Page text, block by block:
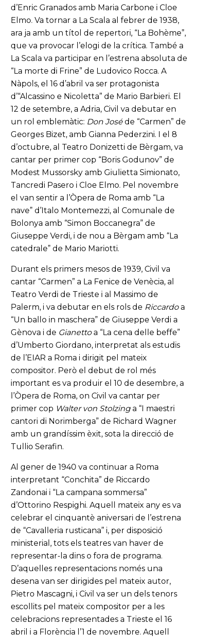
d’Enric Granados amb Maria Carbone i Cloe
Elmo. Va tornar a La Scala al febrer de 1938,
ara ja amb un títol de repertori, “La Bohème”,
que va provocar l’elogi de la crítica. També a
La Scala va participar en l’estrena absoluta de
“La morte di Frine” de Ludovico Rocca. A
Nàpols, el 16 d’abril va ser protagonista
d’“Alcassino e Nicoletta” de Mario Barbieri. El
12 de setembre, a Adria, Civil va debutar en
un rol emblemàtic: Don Joséde “Carmen” de
Georges Bizet, amb Gianna Pederzini. I el 8
d’octubre, al Teatro Donizetti de Bèrgam, va
cantar per primer cop “Boris Godunov” de
Modest Mussorsky amb Giulietta Simionato,
Tancredi Pasero i Cloe Elmo. Pel novembre
el van sentir a l’Òpera de Roma amb “La
nave” d’Italo Montemezzi, al Comunale de
Bolonya amb “Simon Boccanegra” de
Giuseppe Verdi, i de nou a Bèrgam amb “La
catedrale” de Mario Mariotti.
Durant els primers mesos de 1939, Civil va
cantar “Carmen” a La Fenice de Venècia, al
Teatro Verdi de Trieste i al Massimo de
Palerm, i va debutar en els rols de Riccardoa
“Un ballo in maschera” de Giuseppe Verdi a
Gènova i de Gianettoa “La cena delle beffe”
d’Umberto Giordano, interpretat als estudis
de l’EIAR a Roma i dirigit pel mateix
compositor. Però el debut de rol més
important es va produir el 10 de desembre, a
l’Òpera de Roma, on Civil va cantar per
primer cop Walter von Stolzinga “I maestri
cantori di Norimberga” de Richard Wagner
amb un grandíssim èxit, sota la direcció de
Tullio Serafin.
Al gener de 1940 va continuar a Roma
interpretant “Conchita” de Riccardo
Zandonai i “La campana sommersa”
d’Ottorino Respighi. Aquell mateix any es va
celebrar el cinquantè aniversari de l’estrena
de “Cavalleria rusticana” i, per disposició
ministerial, tots els teatres van haver de
representar-la dins o fora de programa.
D’aquelles representacions només una
desena van ser dirigides pel mateix autor,
Pietro Mascagni, i Civil va ser un dels tenors
escollits pel mateix compositor per a les
celebracions representades a Trieste el 16
abril i a Florència l’1 de novembre. Aquell